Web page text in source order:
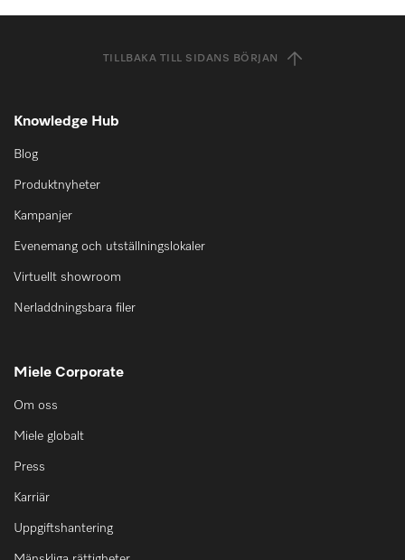
TILLBAKA TILL SIDANS BÖRJAN
Knowledge Hub
Blog
Produktnyheter
Kampanjer
Evenemang och utställningslokaler
Virtuellt showroom
Nerladdningsbara filer
Miele Corporate
Om oss
Miele globalt
Press
Karriär
Uppgiftshantering